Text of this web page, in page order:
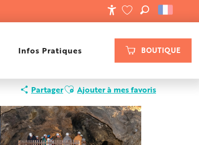
BOUTIQUE
VOIR LES FAVORIS
RECHERCHE
Infos Pratiques
PartagerAjouter aux favoris
Ajouter à mes favoris